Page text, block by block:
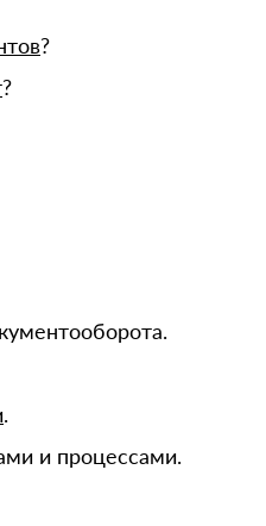
?
?
.
и процессами.